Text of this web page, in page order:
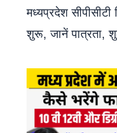
मध्यप्रदेश
शुरू, जानें पात्रता,